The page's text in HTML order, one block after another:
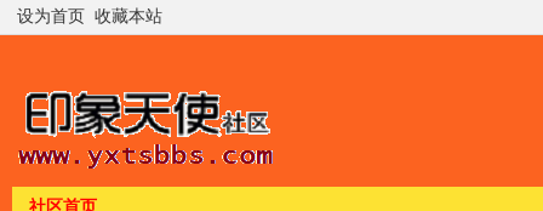
设为首页 收藏本站
社区首页